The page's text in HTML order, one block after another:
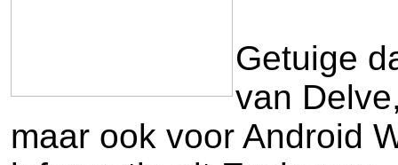
Getuige
van
maar ook voor Android